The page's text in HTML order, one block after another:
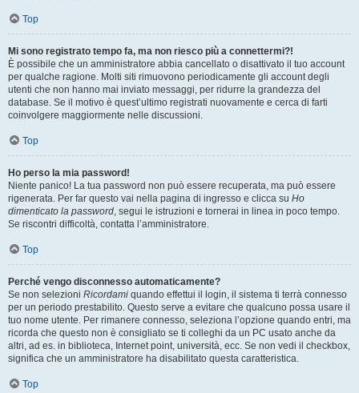
Top
Mi sono registrato tempo fa, ma non riesco più a connettermi?!
È possibile che un amministratore abbia cancellato o disattivato il tuo account
per qualche ragione. Molti siti rimuovono periodicamente gli account degli
utenti che non hanno mai inviato messaggi, per ridurre la grandezza del
database. Se il motivo è quest’ultimo registrati nuovamente e cerca di farti
coinvolgere maggiormente nelle discussioni.
Top
Ho perso la mia password!
Niente panico! La tua password non può essere recuperata, ma può essere
rigenerata. Per far questo vai nella pagina di ingresso e clicca su Ho
dimenticato la password , segui le istruzioni e tornerai in linea in poco tempo.
Se riscontri difficoltà, contatta l’amministratore.
Top
Perché vengo disconnesso automaticamente?
Se non selezioni Ricordami quando effettui il login, il sistema ti terrà connesso
per un periodo prestabilito. Questo serve a evitare che qualcuno possa usare il
tuo nome utente. Per rimanere connesso, seleziona l’opzione quando entri, ma
ricorda che questo non è consigliato se ti colleghi da un PC usato anche da
altri, ad es. in biblioteca, Internet point, università, ecc. Se non vedi il checkbox,
significa che un amministratore ha disabilitato questa caratteristica.
Top